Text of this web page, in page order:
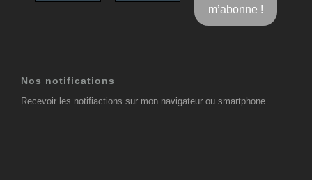
Nos notifications
Recevoir les notifiactions sur mon navigateur ou smartphone